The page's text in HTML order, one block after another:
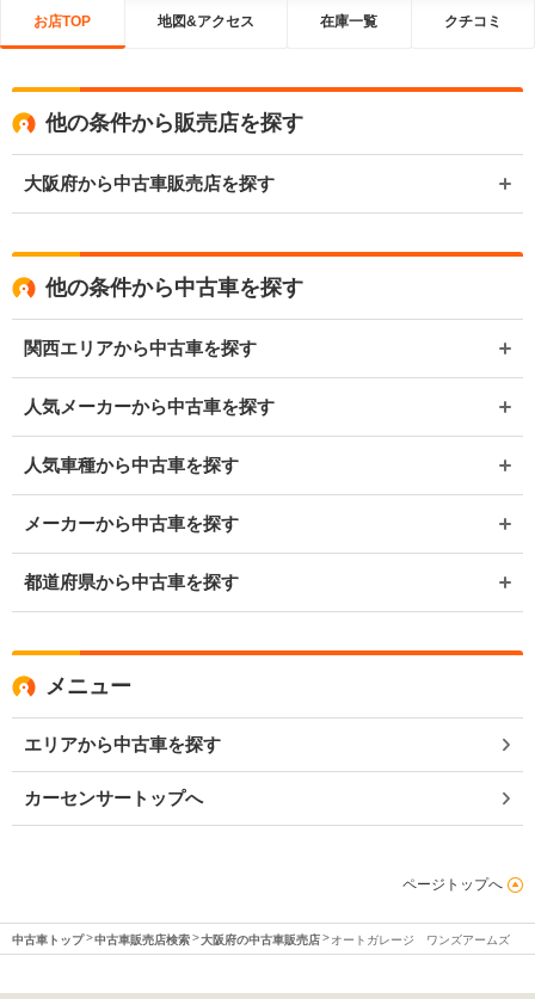
お店TOP 地図&アクセス 在庫一覧 クチコミ
他の条件から販売店を探す
大阪府から中古車販売店を探す
他の条件から中古車を探す
関西エリアから中古車を探す
人気メーカーから中古車を探す
人気車種から中古車を探す
メーカーから中古車を探す
都道府県から中古車を探す
メニュー
エリアから中古車を探す
カーセンサートップへ
ページトップへ
中古車トップ 中古車販売店検索 大阪府の中古車販売店 オートガレージ ワンズアームズ